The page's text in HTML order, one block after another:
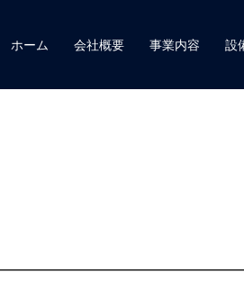
ホーム 会社概要 事業内容 設